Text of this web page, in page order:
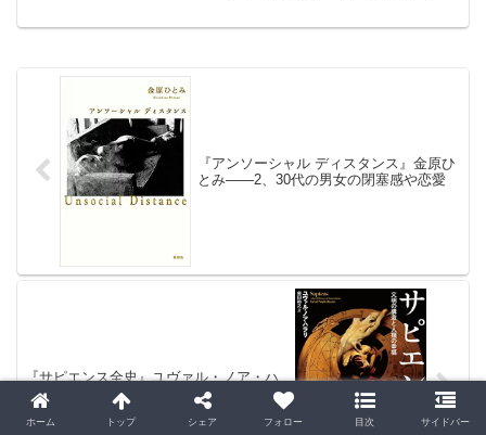
『アンソーシャル ディスタンス』金原ひ
とみ――2、30代の男女の閉塞感や恋愛
『サピエンス全史』ユヴァル・ノア・ハ
ラリ――人類史を俯瞰する一冊
ホーム トップ シェア フォロー 目次 サイドバー